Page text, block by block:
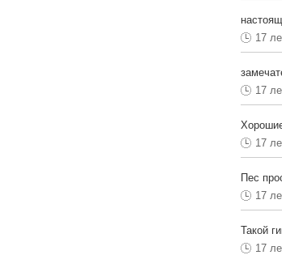
17
17
17
Пес
17
Такой
17